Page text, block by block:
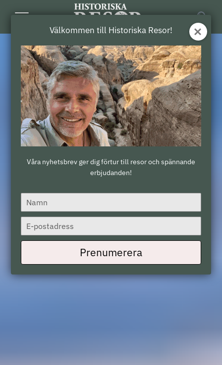
Välkommen till Historiska Resor!
Våra nyhetsbrev ger dig förtur till resor och spännande
erbjudanden!
Type
your
name
Type
your
email
Prenumerera